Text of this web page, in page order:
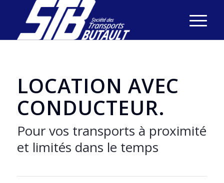
LOCATION AVEC
CONDUCTEUR.
Pour vos transports à proximité
et limités dans le temps